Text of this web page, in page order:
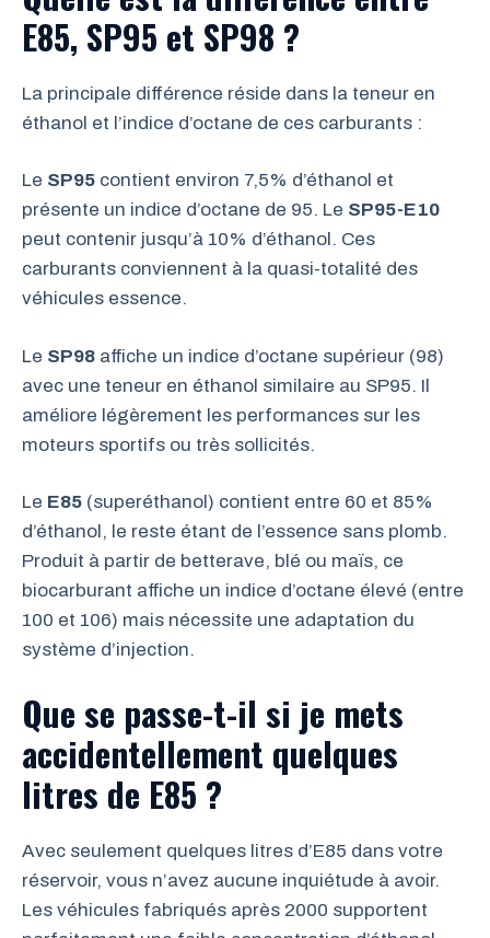
E85, SP95 et SP98 ?
La principale différence réside dans la teneur en
éthanol et l’indice d’octane de ces carburants :
Le SP95 contient environ 7,5% d’éthanol et
présente un indice d’octane de 95. Le SP95-E10
peut contenir jusqu’à 10% d’éthanol. Ces
carburants conviennent à la quasi-totalité des
véhicules essence.
Le SP98 affiche un indice d’octane supérieur (98)
avec une teneur en éthanol similaire au SP95. Il
améliore légèrement les performances sur les
moteurs sportifs ou très sollicités.
Le E85 (superéthanol) contient entre 60 et 85%
d’éthanol, le reste étant de l’essence sans plomb.
Produit à partir de betterave, blé ou maïs, ce
biocarburant affiche un indice d’octane élevé (entre
100 et 106) mais nécessite une adaptation du
système d’injection.
Que se passe-t-il si je mets
accidentellement quelques
litres de E85 ?
Avec seulement quelques litres d’E85 dans votre
réservoir, vous n’avez aucune inquiétude à avoir.
Les véhicules fabriqués après 2000 supportent